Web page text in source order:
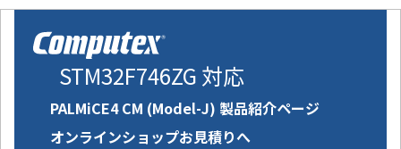
STM32F746ZG 対応
PALMiCE4 CM (Model-J) 製品紹介ページ
オンラインショップお見積りへ